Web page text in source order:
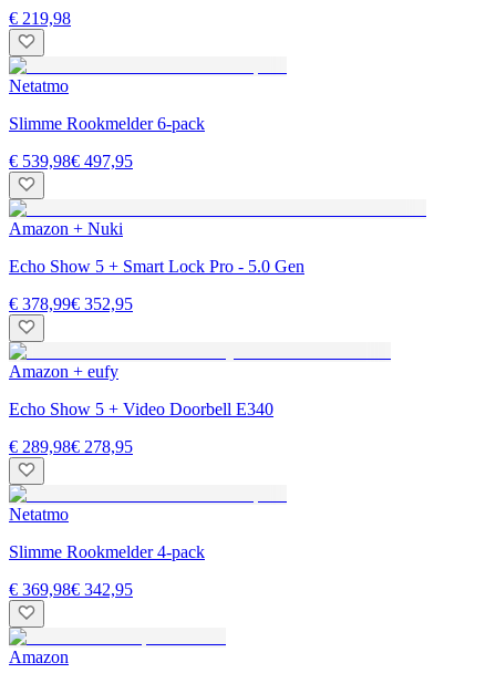
€ 219,98
Netatmo
Slimme Rookmelder 6-pack
€ 539,98€ 497,95
Amazon + Nuki
Echo Show 5 + Smart Lock Pro - 5.0 Gen
€ 378,99€ 352,95
Amazon + eufy
Echo Show 5 + Video Doorbell E340
€ 289,98€ 278,95
Netatmo
Slimme Rookmelder 4-pack
€ 369,98€ 342,95
Amazon